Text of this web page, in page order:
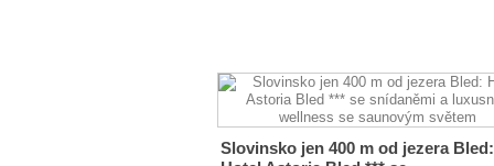
Slovinsko jen 400 m od jezera Bled: